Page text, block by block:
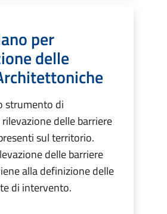
per
delle
strumento di
delle barriere
sul territorio.
delle barriere
alla definizione delle
di intervento.